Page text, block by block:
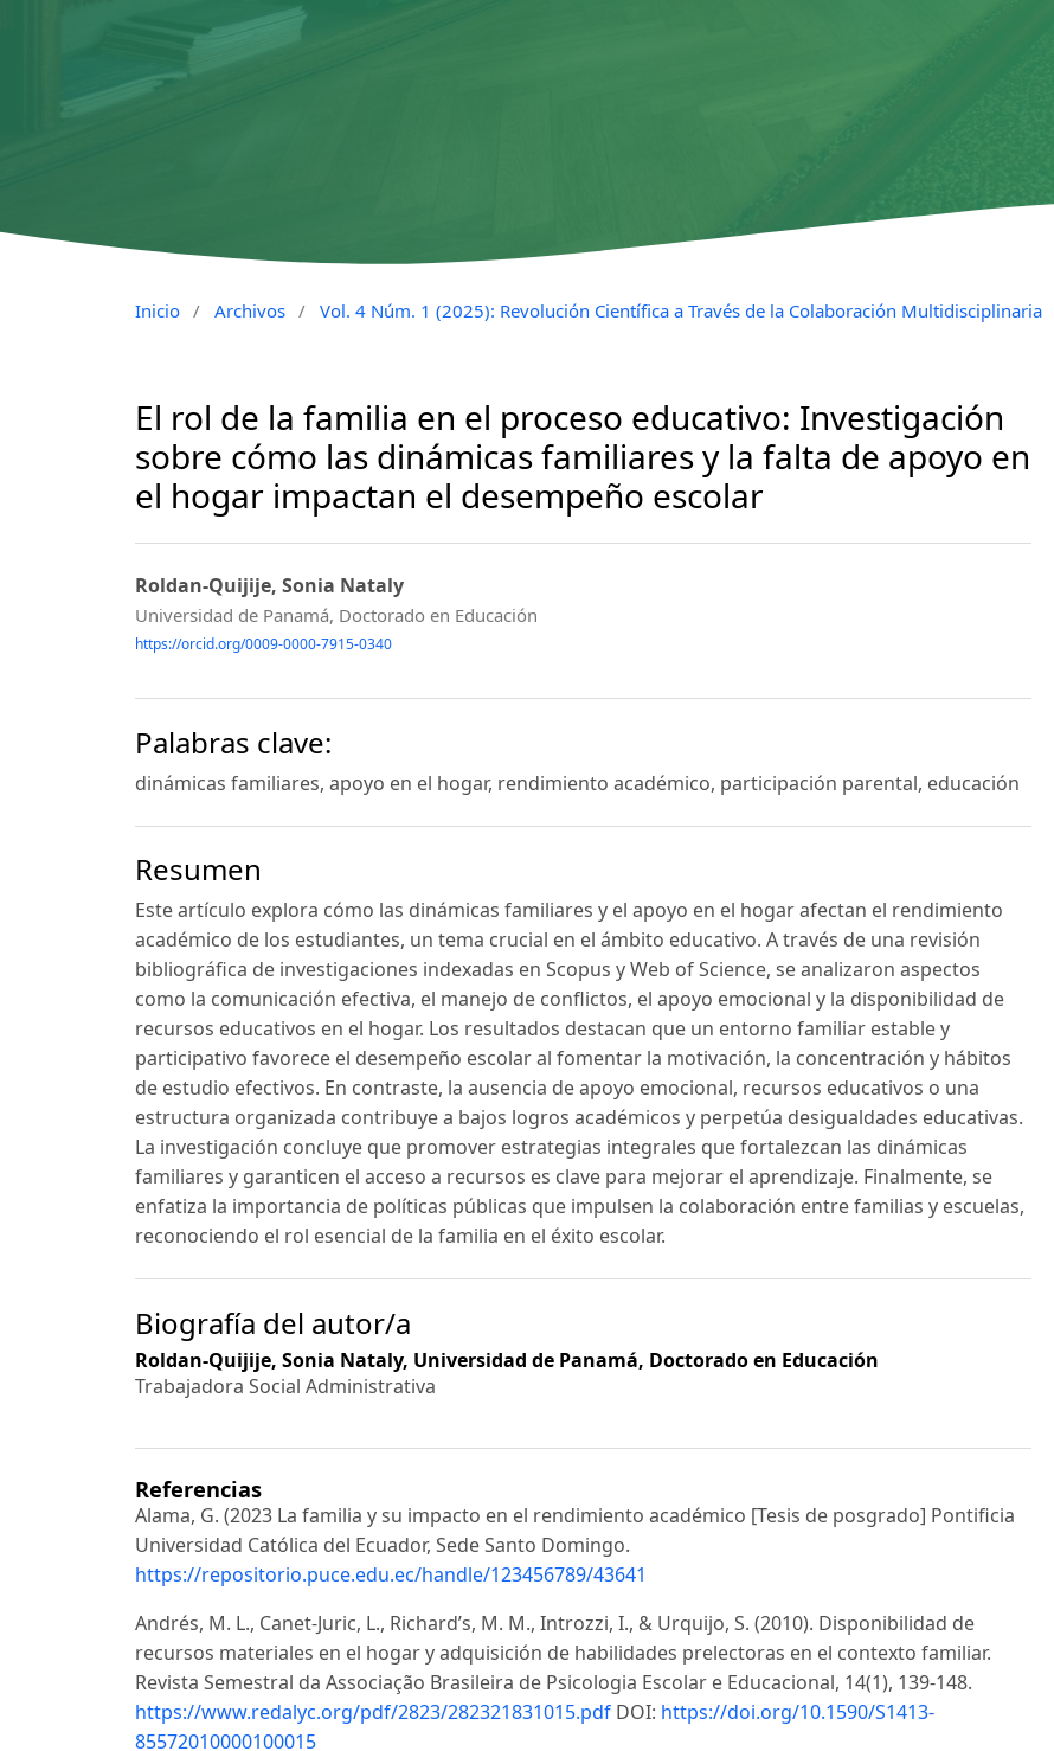
Inicio / Archivos / Vol. 4 Núm. 1 (2025): Revolución Científica a Través de la Colaboración Multidisciplinaria
El rol de la familia en el proceso educativo: Investigación
sobre cómo las dinámicas familiares y la falta de apoyo en
el hogar impactan el desempeño escolar
Roldan-Quijije, Sonia Nataly
Universidad de Panamá, Doctorado en Educación
https://orcid.org/0009-0000-7915-0340
Palabras clave:
dinámicas familiares, apoyo en el hogar, rendimiento académico, participación parental, educación
Resumen
Este artículo explora cómo las dinámicas familiares y el apoyo en el hogar afectan el rendimiento
académico de los estudiantes, un tema crucial en el ámbito educativo. A través de una revisión
bibliográfica de investigaciones indexadas en Scopus y Web of Science, se analizaron aspectos
como la comunicación efectiva, el manejo de conflictos, el apoyo emocional y la disponibilidad de
recursos educativos en el hogar. Los resultados destacan que un entorno familiar estable y
participativo favorece el desempeño escolar al fomentar la motivación, la concentración y hábitos
de estudio efectivos. En contraste, la ausencia de apoyo emocional, recursos educativos o una
estructura organizada contribuye a bajos logros académicos y perpetúa desigualdades educativas.
La investigación concluye que promover estrategias integrales que fortalezcan las dinámicas
familiares y garanticen el acceso a recursos es clave para mejorar el aprendizaje. Finalmente, se
enfatiza la importancia de políticas públicas que impulsen la colaboración entre familias y escuelas,
reconociendo el rol esencial de la familia en el éxito escolar.
Biografía del autor/a
Roldan-Quijije, Sonia Nataly, Universidad de Panamá, Doctorado en Educación
Trabajadora Social Administrativa
Referencias
Alama, G. (2023 La familia y su impacto en el rendimiento académico [Tesis de posgrado] Pontificia
Universidad Católica del Ecuador, Sede Santo Domingo.
https://repositorio.puce.edu.ec/handle/123456789/43641
Andrés, M. L., Canet-Juric, L., Richard’s, M. M., Introzzi, I., & Urquijo, S. (2010). Disponibilidad de
recursos materiales en el hogar y adquisición de habilidades prelectoras en el contexto familiar.
Revista Semestral da Associação Brasileira de Psicologia Escolar e Educacional, 14(1), 139-148.
https://www.redalyc.org/pdf/2823/282321831015.pdf DOI: https://doi.org/10.1590/S1413-
85572010000100015